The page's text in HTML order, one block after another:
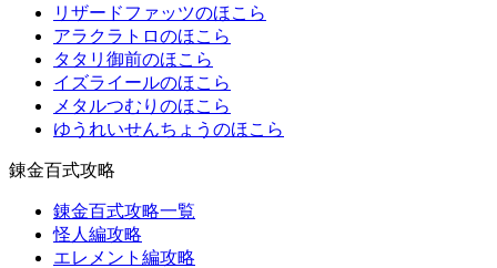
リザードファッツのほこら
アラクラトロのほこら
タタリ御前のほこら
イズライールのほこら
メタルつむりのほこら
ゆうれいせんちょうのほこら
錬金百式攻略
錬金百式攻略一覧
怪人編攻略
エレメント編攻略